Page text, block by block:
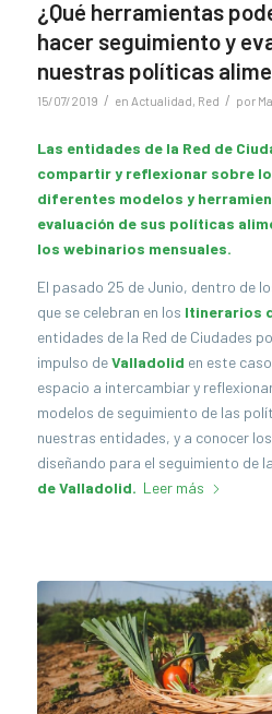
¿Qué herramientas
hacer seguimiento y
nuestras políticas
15/07/2019 / en Actualidad, Red / por
Las entidades de la Red de
compartir y reflexionar sobre
diferentes modelos y
evaluación de sus políticas
los webinarios mensuales.
El pasado 25 de Junio, dentro de
que se celebran en los Itinerarios
entidades de la Red de Ciudades
impulso deValladolid en este
espacio a intercambiar y
modelos de seguimiento de las
nuestras entidades, y a conocer
diseñando para el seguimiento de la
de Valladolid. Leer más